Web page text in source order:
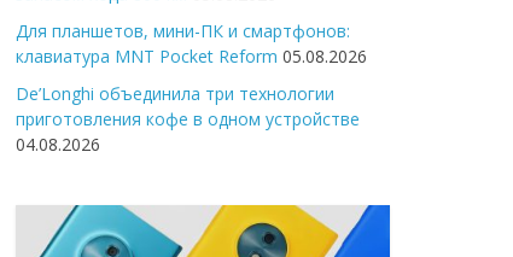
Для планшетов, мини-ПК и смартфонов:
клавиатура MNT Pocket Reform 05.08.2026
De’Longhi объединила три технологии
приготовления кофе в одном устройстве
04.08.2026